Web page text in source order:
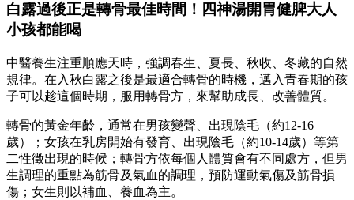
白露過後正是轉骨最佳時間！四神湯開胃健脾大人
小孩都能喝
中醫養生注重順應天時，強調春生、夏長、秋收、冬藏的自然
規律。 在入秋白露之後是最適合轉骨的時機，邁入青春期的孩
子可以趁這個時期，服用轉骨方，來幫助成長、改善體質。
轉骨的黃金年齡，通常在男孩變聲、出現陰毛（約12-16
歲）；女孩在乳房開始有發育、出現陰毛（約10-14歲）等第
二性徵出現的時候；轉骨方依每個人體質會有不同處方，但男
生調理的重點為筋骨及氣血的調理，預防運動氣傷及筋骨損
傷；女生則以補血、養血為主。